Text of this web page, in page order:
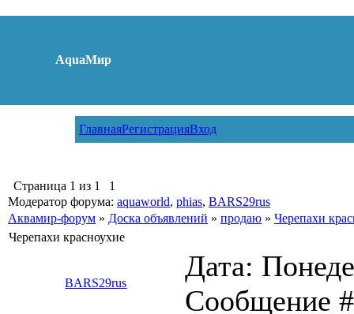
AquaМир
ГлавнаяРегистрацияВход
Страница 1 из 1
1
Модератор форума: aquaworld, phias, BARS29rus
Аквамир-форум » Доска объявлений » продаю » Черепахи
Черепахи красноухие
BARS29rus
Дата:
Сообщение